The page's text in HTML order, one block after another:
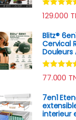
Note4.78
sur 5
129.000
Blitz®
Cervical
Douleurs
Note4.70
sur 5
77.000
7en1
interieur